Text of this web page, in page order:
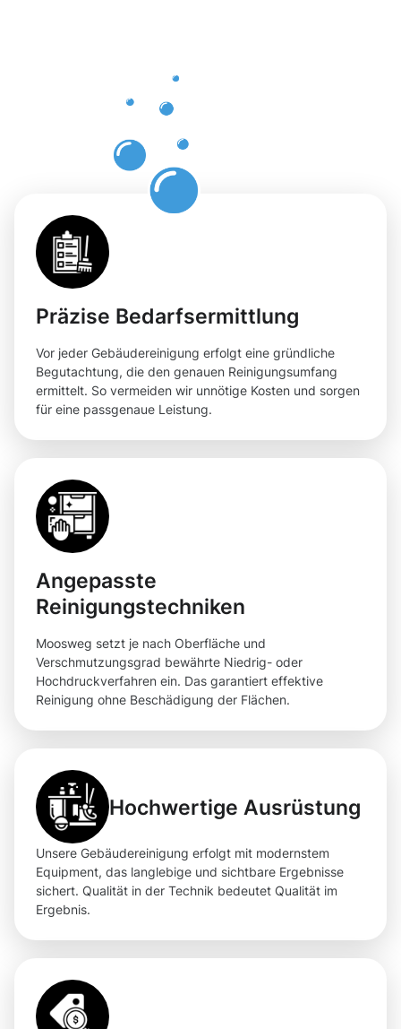
Präzise Bedarfsermittlung
Vor jeder Gebäudereinigung erfolgt eine gründliche
Begutachtung, die den genauen Reinigungsumfang
ermittelt. So vermeiden wir unnötige Kosten und sorgen
für eine passgenaue Leistung.
Angepasste
Reinigungstechniken
Moosweg setzt je nach Oberfläche und
Verschmutzungsgrad bewährte Niedrig- oder
Hochdruckverfahren ein. Das garantiert effektive
Reinigung ohne Beschädigung der Flächen.
Hochwertige Ausrüstung
Unsere Gebäudereinigung erfolgt mit modernstem
Equipment, das langlebige und sichtbare Ergebnisse
sichert. Qualität in der Technik bedeutet Qualität im
Ergebnis.